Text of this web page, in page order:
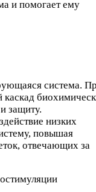
и помогает ему
система.
каскад
защиту.
низких
повышая
отвечающих за